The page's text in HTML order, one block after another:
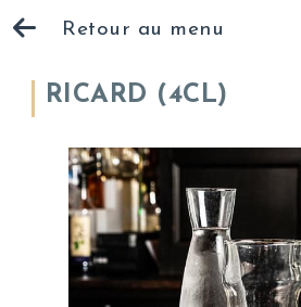
Retour au menu
RICARD (4CL)